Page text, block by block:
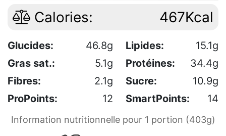
Calories: 467Kcal
Glucides: 46.8g Lipides:
15.1g
Gras sat.:
5.1g Protéines:
34.4g
Fibres:
2.1g Sucre:
10.9g
ProPoints:
12 SmartPoints: 14
Information nutritionnelle pour 1 portion (403g)